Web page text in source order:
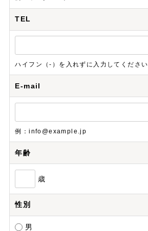
TEL
ハイフン（-）を入れずに入力してください
E-mail
例：info@example.jp
年齢
歳
性別
男